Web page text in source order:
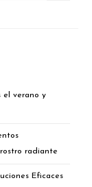
el verano y
radiante
Eficaces